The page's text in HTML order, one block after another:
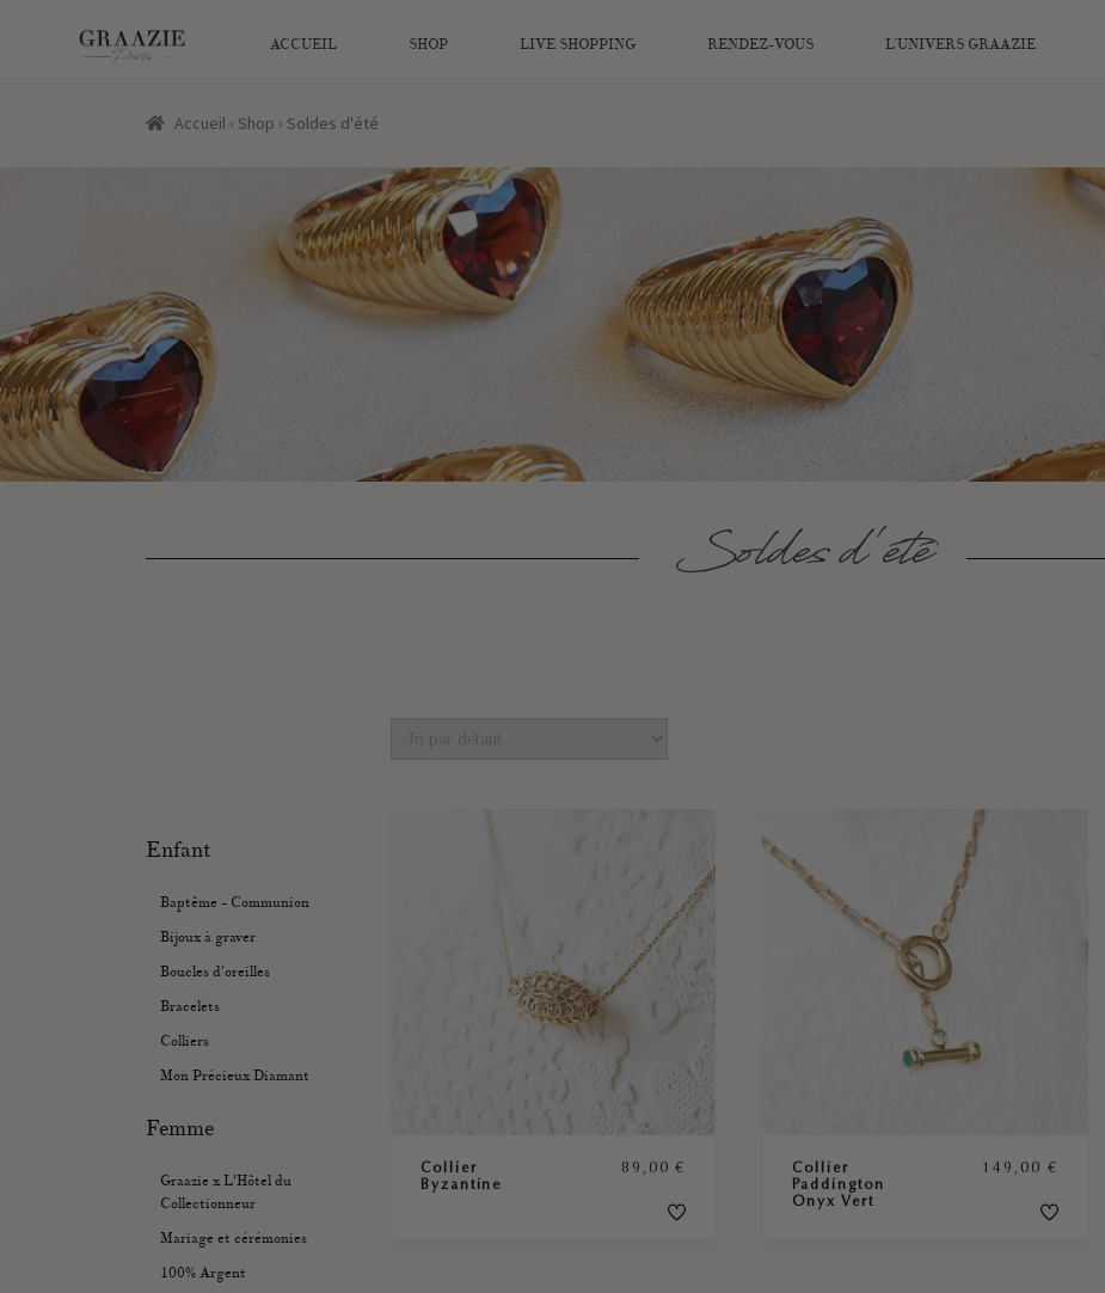
ACCUEIL SHOP LIVE SHOPPING RENDEZ-VOUS L’UNIVERS GRAAZIE
Accueil› Shop › Soldes d'été
Soldes d'été
Enfant
Baptême - Communion
Bijoux à graver
Boucles d'oreilles
Bracelets
Colliers
Mon Précieux Diamant
Femme
Graazie x L'Hôtel du
Collectionneur
Mariage et cérémonies
100% Argent
Collier
Byzantine
89,00€
Collier
Paddington
Onyx Vert
149,00 €